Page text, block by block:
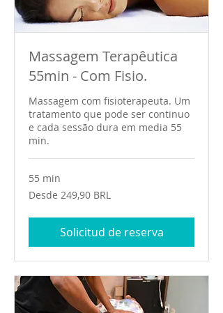
Massagem Terapêutica
55min - Com Fisio.
Massagem com fisioterapeuta. Um
tratamento que pode ser continuo
e cada sessão dura em media 55
min.
55 min
Desde
249,90
Desde 249,90 BRL
Solicitud de reserva